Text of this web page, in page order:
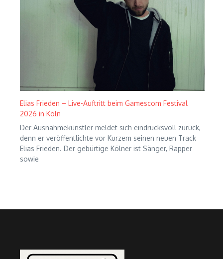
Elias Frieden – Live-Auftritt beim Gamescom Festival
2026 in Köln
Der Ausnahmekünstler meldet sich eindrucksvoll zurück,
denn er veröffentlichte vor Kurzem seinen neuen Track
Elias Frieden. Der gebürtige Kölner ist Sänger, Rapper
sowie